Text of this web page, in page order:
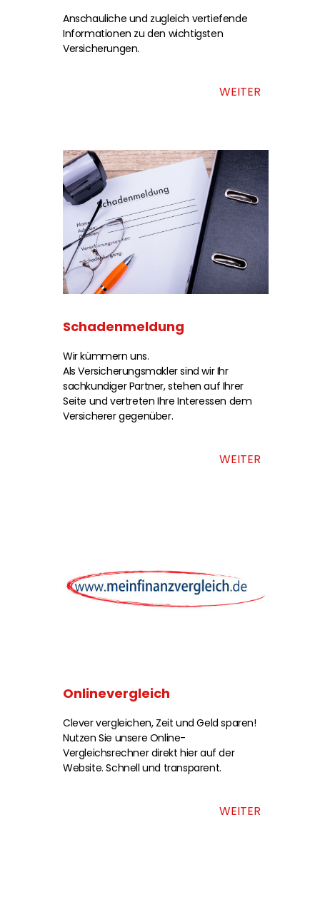
Anschauliche und zugleich vertiefende
Informationen zu den wichtigsten
Versicherungen.
WEITER
Schadenmeldung
Wir kümmern uns.
Als Versicherungsmakler sind wir Ihr
sachkundiger Partner, stehen auf Ihrer
Seite und vertreten Ihre Interessen dem
Versicherer gegenüber.
WEITER
Onlinevergleich
Clever vergleichen, Zeit und Geld sparen!
Nutzen Sie unsere Online-
Vergleichsrechner direkt hier auf der
Website. Schnell und transparent.
WEITER